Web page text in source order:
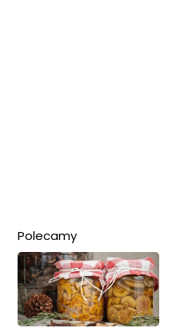
Polecamy